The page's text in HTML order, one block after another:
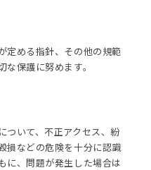
定める指針、その他の規範
保護に努めます。
ついて、不正アクセス、紛
損などの危険を十分に認識
に、問題が発生した場合は